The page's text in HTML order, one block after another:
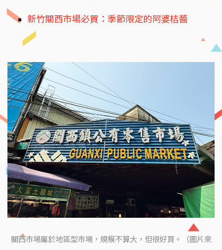
新竹關西市場必買：季節限定的阿婆桔醬
關西市場屬於地區型市場，規模不算大，但很好買。（圖片來